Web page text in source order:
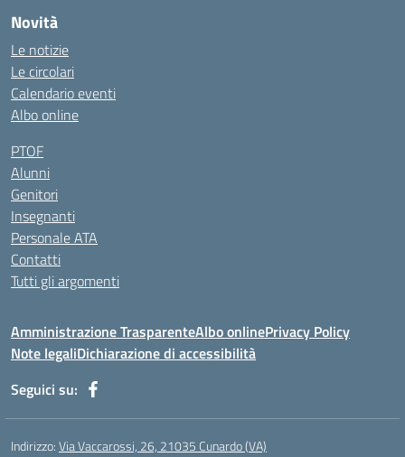
Novità
Le notizie
Le circolari
Calendario eventi
Albo online
PTOF
Alunni
Genitori
Insegnanti
Personale ATA
Contatti
Tutti gli argomenti
Amministrazione TrasparenteAlbo onlinePrivacy Policy
Note legaliDichiarazione di accessibilità
Seguici su:
Indirizzo:Via Vaccarossi, 26, 21035 Cunardo (VA)